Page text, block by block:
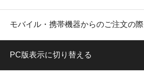
モバイル・携帯機器からのご注文の際
PC版表示に切り替える